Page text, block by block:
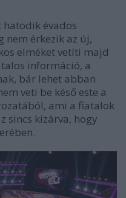
hatodik évados
nem érkezik az új,
elméket vetíti majd
információ, a
bár lehet abban
veti be késő este a
ami a fiatalok
sincs kizárva, hogy